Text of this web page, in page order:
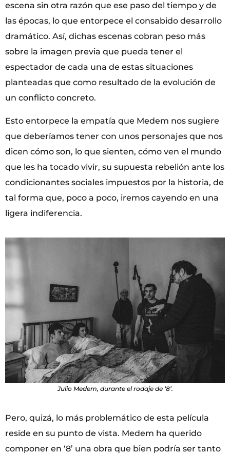
escena sin otra razón que ese paso del tiempo y de
las épocas, lo que entorpece el consabido desarrollo
dramático. Así, dichas escenas cobran peso más
sobre la imagen previa que pueda tener el
espectador de cada una de estas situaciones
planteadas que como resultado de la evolución de
un conflicto concreto.
Esto entorpece la empatía que Medem nos sugiere
que deberíamos tener con unos personajes que nos
dicen cómo son, lo que sienten, cómo ven el mundo
que les ha tocado vivir, su supuesta rebelión ante los
condicionantes sociales impuestos por la historia, de
tal forma que, poco a poco, iremos cayendo en una
ligera indiferencia.
Julio Medem, durante el rodaje de ‘8’.
Pero, quizá, lo más problemático de esta película
reside en su punto de vista. Medem ha querido
componer en ‘8’ una obra que bien podría ser tanto